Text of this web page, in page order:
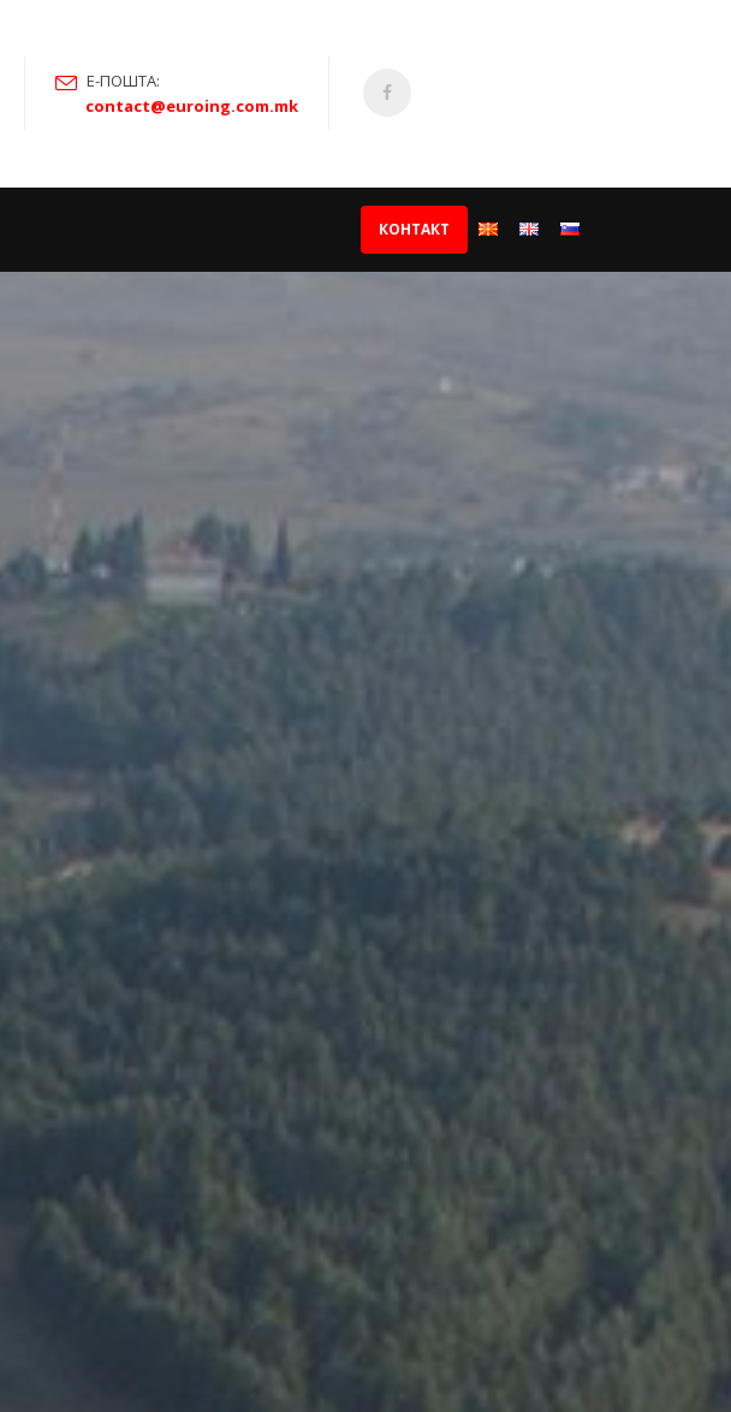
Е-ПОШТА:
contact@euroing.com.mk
КОНТАКТ